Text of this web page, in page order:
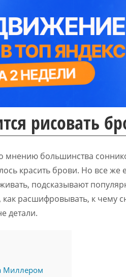
рисовать
большинства
красить брови. Но все же
подсказывают
как расшифровывать, к чему
детали.
Миллером